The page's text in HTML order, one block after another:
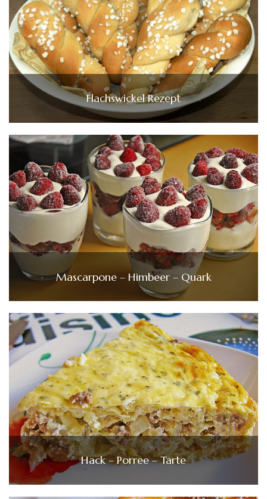
Flachswickel Rezept
Mascarpone – Himbeer – Quark
Hack – Porree – Tarte